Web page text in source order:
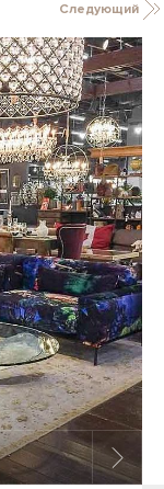
Следующий